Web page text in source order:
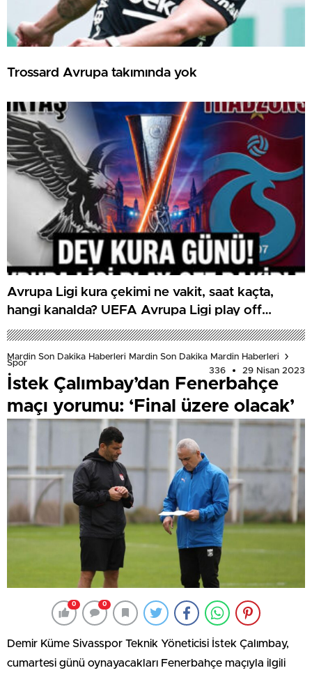
Trossard Avrupa takımında yok
Avrupa Ligi kura çekimi ne vakit, saat kaçta,
hangi kanalda? UEFA Avrupa Ligi play off
Beşiktaş ve Trabzonspor olası rakipleri
Mardin Son Dakika Haberleri Mardin Son Dakika Mardin Haberleri
Spor
336
29 Nisan 2023
İstek Çalımbay’dan Fenerbahçe
maçı yorumu: ‘Final üzere olacak’
0 0
Demir Küme Sivasspor Teknik Yöneticisi İstek Çalımbay,
cumartesi günü oynayacakları Fenerbahçe maçıyla ilgili